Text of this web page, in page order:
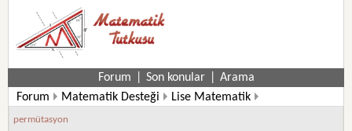
Forum Son konular
Arama
Forum
Matematik Desteği
Lise Matematik
permütasyon